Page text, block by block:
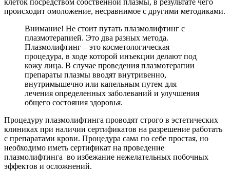
клеток посредством собственной плазмы, в результате чего
происходит омоложение, несравнимое с другими методиками.
Внимание! Не стоит путать плазмолифтинг с
плазмотерапией. Это два разных метода.
Плазмолифтинг – это косметологическая
процедура, в ходе которой инъекции делают под
кожу лица. В случае проведения плазмотерапии
препараты плазмы вводят внутривенно,
внутримышечно или капельным путем для
лечения определенных заболеваний и улучшения
общего состояния здоровья.
Процедуру плазмолифтинга проводят строго в эстетических
клиниках при наличии сертификатов на разрешение работать
с препаратами крови. Процедура сама по себе простая, но
необходимо иметь сертификат на проведение
плазмолифтинга во избежание нежелательных побочных
эффектов и осложнений.